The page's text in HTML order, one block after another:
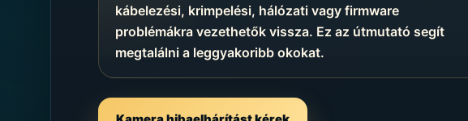
kábelezési, krimpelési, hálózati vagy firmware
problémákra vezethetők vissza. Ez az útmutató segít
megtalálni a leggyakoribb okokat.